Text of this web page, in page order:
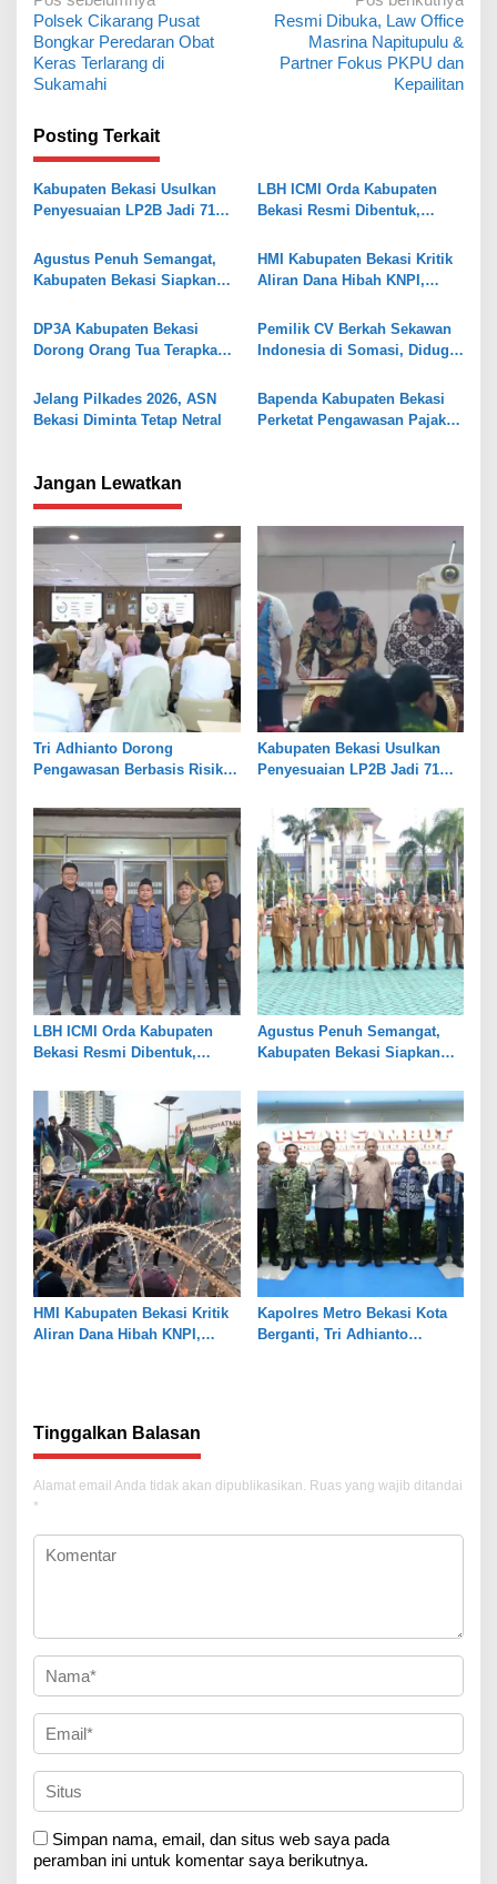
a
v
i
g
a
s
i
p
o
s
Polsek Cikarang Pusat
Bongkar Peredaran Obat
Keras Terlarang di
Sukamahi
Resmi Dibuka, Law Office
Masrina Napitupulu &
Partner Fokus PKPU dan
Kepailitan
Posting Terkait
Kabupaten Bekasi Usulkan
Penyesuaian LP2B Jadi 71
Industri dan Pertanian
LBH ICMI Orda Kabupaten
Bekasi Resmi Dibentuk,
Pendampingan Hukum
Agustus Penuh Semangat,
Kabupaten Bekasi Siapkan
Hari Besar
HMI Kabupaten Bekasi Kritik
Aliran Dana Hibah KNPI,
DP3A Kabupaten Bekasi
Dorong Orang Tua Terapkan
Lindungi Anak
Pemilik CV Berkah Sekawan
Indonesia di Somasi, Diduga
Rp338 Juta
Jelang Pilkades 2026, ASN
Bekasi Diminta Tetap Netral
Bapenda Kabupaten Bekasi
Perketat Pengawasan Pajak
Jangan Lewatkan
Tri Adhianto Dorong
Pengawasan Berbasis Risiko,
Kelola
Kabupaten Bekasi Usulkan
Penyesuaian LP2B Jadi 71
Industri dan Pertanian
LBH ICMI Orda Kabupaten
Bekasi Resmi Dibentuk,
Pendampingan Hukum
Agustus Penuh Semangat,
Kabupaten Bekasi Siapkan
Hari Besar
HMI Kabupaten Bekasi Kritik
Aliran Dana Hibah KNPI,
Kapolres Metro Bekasi Kota
Berganti, Tri Adhianto
Tinggalkan Balasan
Alamat email Anda tidak akan dipublikasikan. Ruas yang wajib ditandai
*
Simpan nama, email, dan situs web saya pada
peramban ini untuk komentar saya berikutnya.